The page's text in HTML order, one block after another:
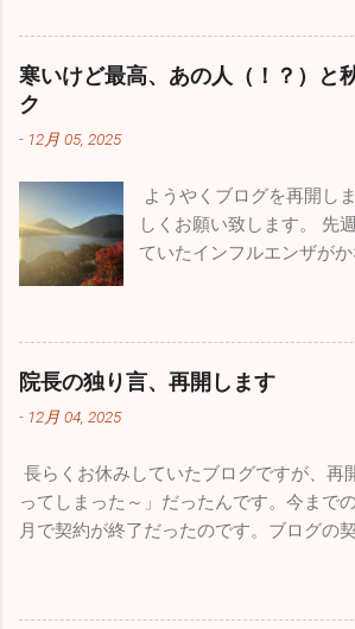
ですかね。今年も１０月
が流行し、いまだにたく
います。１２月になって猛
休みなので、体調管理を
さい。 今年も良いこと悪
た。一番がっかりしたこ
たことです。自分のミス
せんが、大事な大事な財
い、物凄く落ち込みました
転、またこのブログをしっ
いものに築き上げて行きた
す。 一番うれしかったこ
の頃から憧れていたブル
寒いけど最高、あの人（！？）と
ク
- 12月 05, 2025
ようやくブログを再開し
しくお願い致します。 先
ていたインフルエンザがか
診断を行ってきましたが
ロ！5～60人在籍している
だ学級閉鎖を行っている学
ログの新たな立ち上げ準
回も投稿していませんで
色々ありました。仲良し
鼻科の長先生と紅葉カヤ
ました。 休診日の水曜日
院長の独り言、再開します
- 12月 04, 2025
長らくお休みしていたブログですが、再
ってしまった～」だったんです。今まで
月で契約が終了だったのです。ブログの
書けなくなってしまいました。多くの人
色々対処したのですが、時すでに遅く今